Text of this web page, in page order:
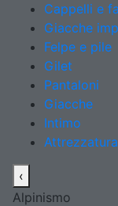
Cappelli e
Giacche
Felpe e pile
Gilet
Pantaloni
Giacche
Intimo
Attrezzatura
‹
Alpinismo